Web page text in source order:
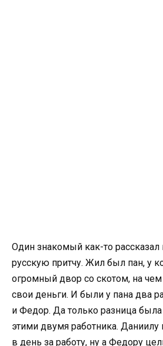
Один знакомый как-то
русскую притчу. Жил был пан, у
огромный двор со скотом, на чем
свои деньги. И были у пана два
и Федор. Да только разница
этими двумя работника. Даниилу
в день за работу, ну а Федору